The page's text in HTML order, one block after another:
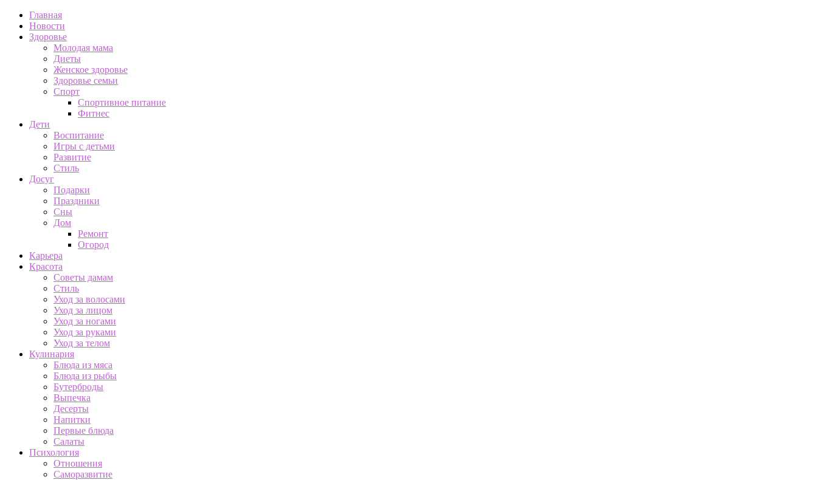
Главная
Новости
Здоровье
Молодая мама
Диеты
Женское здоровье
Здоровье семьи
Спорт
Спортивное питание
Фитнес
Дети
Воспитание
Игры с детьми
Развитие
Стиль
Досуг
Подарки
Праздники
Сны
Дом
Ремонт
Огород
Карьера
Красота
Советы дамам
Стиль
Уход за волосами
Уход за лицом
Уход за ногами
Уход за руками
Уход за телом
Кулинария
Блюда из мяса
Блюда из рыбы
Бутерброды
Выпечка
Десерты
Напитки
Первые блюда
Салаты
Психология
Отношения
Саморазвитие